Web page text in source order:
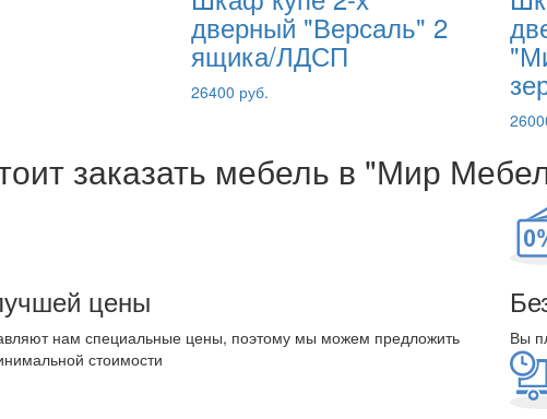
дверный "Версаль" 2
ящика/ЛДСП
26400 руб.
заказать мебель в "Мир
цены
нам специальные цены, поэтому мы можем предложить
стоимости
Вы